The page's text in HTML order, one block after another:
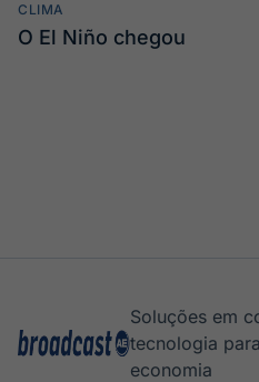
CLIMA
O El Niño chegou
Soluções em
tecnologia
economia